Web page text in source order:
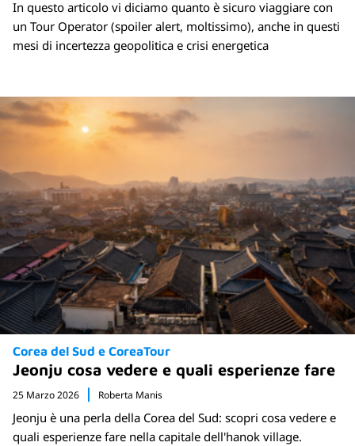
In questo articolo vi diciamo quanto è sicuro viaggiare con
un Tour Operator (spoiler alert, moltissimo), anche in questi
mesi di incertezza geopolitica e crisi energetica
Corea del Sud e CoreaTour
Jeonju cosa vedere e quali esperienze fare
25 Marzo 2026 Roberta Manis
Jeonju è una perla della Corea del Sud: scopri cosa vedere e
quali esperienze fare nella capitale dell'hanok village.